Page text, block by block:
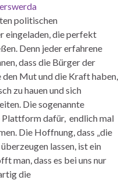
politischen
eingeladen, die perfekt
Denn jeder erfahrene
dass die Bürger der
Mut und die Kraft haben,
zu hauen und sich
Die sogenannte
dafür, endlich mal
Die Hoffnung, dass „die
lassen, ist ein
man, dass es bei uns nur
die